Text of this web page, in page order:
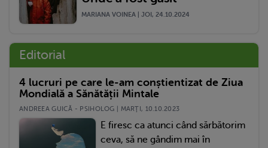
MARIANA VOINEA | JOI, 24.10.2024
Editorial
4 lucruri pe care le-am conștientizat de Ziua
Mondială a Sănătății Mintale
ANDREEA GUICĂ - PSIHOLOG | MARŢI, 10.10.2023
E firesc ca atunci când sărbătorim
ceva, să ne gândim mai în